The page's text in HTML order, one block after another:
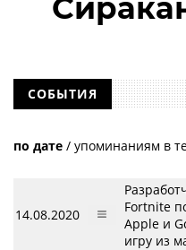
СОБЫТИЯ
по дате / упоминаниям в
14.08.2020
Fortnite
Apple и
игру из